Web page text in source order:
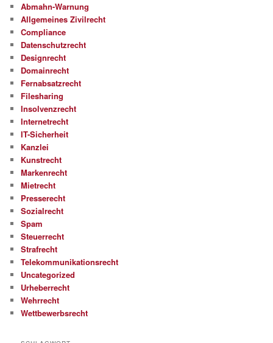
Abmahn-Warnung
Allgemeines Zivilrecht
Compliance
Datenschutzrecht
Designrecht
Domainrecht
Fernabsatzrecht
Filesharing
Insolvenzrecht
Internetrecht
IT-Sicherheit
Kanzlei
Kunstrecht
Markenrecht
Mietrecht
Presserecht
Sozialrecht
Spam
Steuerrecht
Strafrecht
Telekommunikationsrecht
Uncategorized
Urheberrecht
Wehrrecht
Wettbewerbsrecht